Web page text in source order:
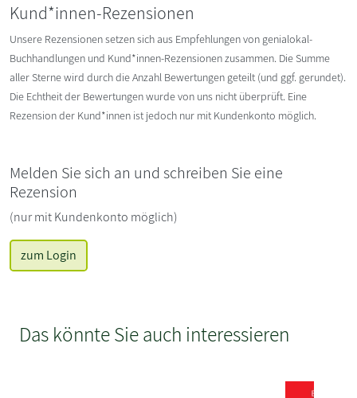
Kund*innen-Rezensionen
Unsere Rezensionen setzen sich aus Empfehlungen von genialokal-
Buchhandlungen und Kund*innen-Rezensionen zusammen. Die Summe
aller Sterne wird durch die Anzahl Bewertungen geteilt (und ggf. gerundet).
Die Echtheit der Bewertungen wurde von uns nicht überprüft. Eine
Rezension der Kund*innen ist jedoch nur mit Kundenkonto möglich.
Melden Sie sich an und schreiben Sie eine
Rezension
(nur mit Kundenkonto möglich)
zum Login
Das könnte Sie auch interessieren